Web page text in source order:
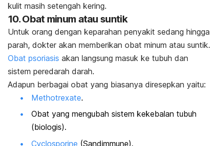
kulit masih setengah kering.
10. Obat minum atau suntik
Untuk orang dengan keparahan penyakit sedang hingga
parah, dokter akan memberikan obat minum atau suntik.
Obat psoriasis akan langsung masuk ke tubuh dan
sistem peredarah darah.
Adapun berbagai obat yang biasanya diresepkan yaitu:
Methotrexate.
Obat yang mengubah sistem kekebalan tubuh
(biologis).
Cyclosporine (Sandimmune).